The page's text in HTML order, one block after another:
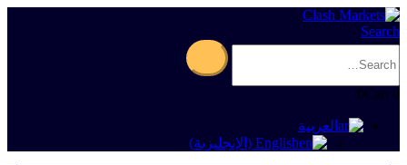
Search
0Cart 0
العربية
English
( الإنجليزية)